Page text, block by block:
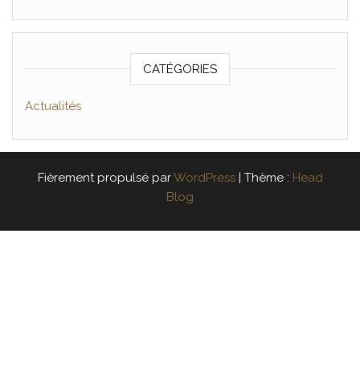
CATÉGORIES
Actualités
Fièrement propulsé parWordPress Thème : Head
Blog